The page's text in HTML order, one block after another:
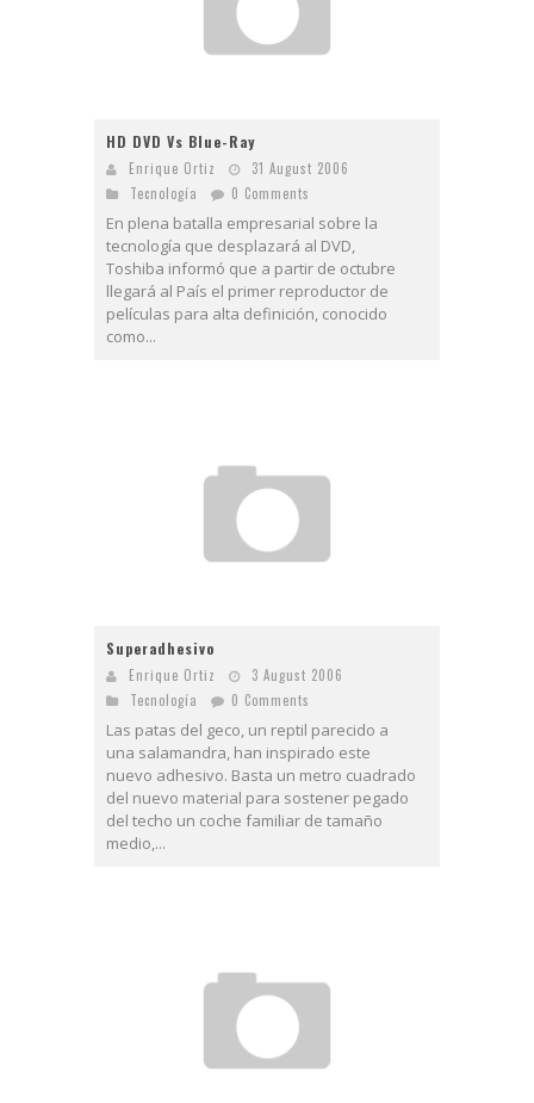
HD DVD Vs Blue-Ray
Enrique Ortiz
31 August 2006
Tecnologí­a
0 Comments
En plena batalla empresarial sobre la
tecnología que desplazará al DVD,
Toshiba informó que a partir de octubre
llegará al País el primer reproductor de
películas para alta definición, conocido
como...
Superadhesivo
Enrique Ortiz
3 August 2006
Tecnologí­a
0 Comments
Las patas del geco, un reptil parecido a
una salamandra, han inspirado este
nuevo adhesivo. Basta un metro cuadrado
del nuevo material para sostener pegado
del techo un coche familiar de tamaño
medio,...